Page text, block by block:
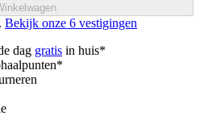
Bekijk onze 6 vestigingen
dag gratis in huis*